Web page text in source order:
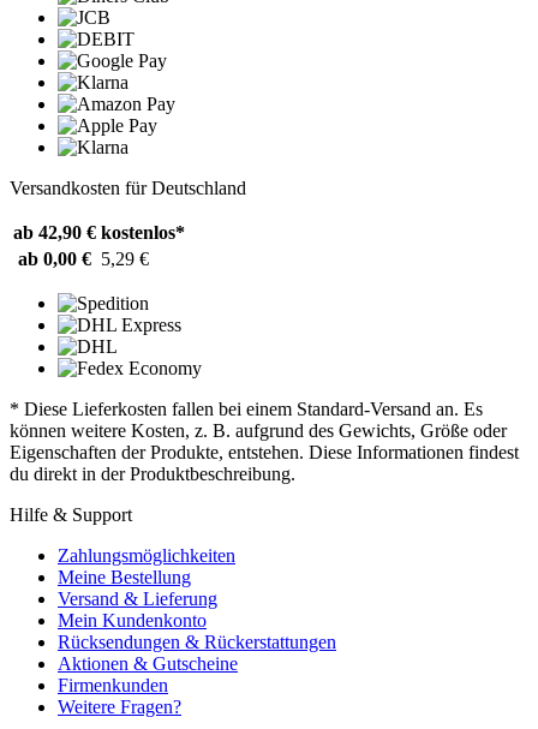
Versandkosten für Deutschland
ab 42,90 € kostenlos*
ab 0,00 € 5,29 €
* Diese Lieferkosten fallen bei einem Standard-Versand an. Es
können weitere Kosten, z. B. aufgrund des Gewichts, Größe oder
Eigenschaften der Produkte, entstehen. Diese Informationen findest
du direkt in der Produktbeschreibung.
Hilfe & Support
Zahlungsmöglichkeiten
Meine Bestellung
Versand & Lieferung
Mein Kundenkonto
Rücksendungen & Rückerstattungen
Aktionen & Gutscheine
Firmenkunden
Weitere Fragen?